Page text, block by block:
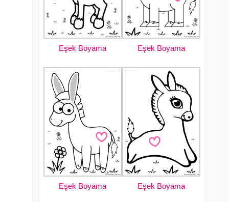
Eşek Boyama Eşek Boyama
Eşek Boyama Eşek Boyama